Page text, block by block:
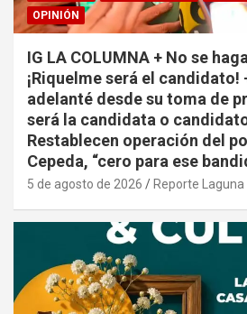
OPINIÓN
IG LA COLUMNA + No se
¡Riquelme será el candidato!
adelanté desde su toma de
será la candidata o
Restablecen operación del
Cepeda, “cero para ese
5 de agosto de 2026 Reporte Laguna